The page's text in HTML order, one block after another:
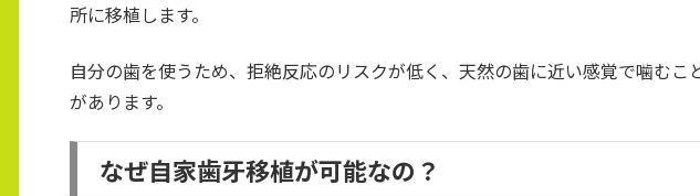
所に移植します。
自分の歯を使うため、拒絶反応のリスクが低く、天然の歯に近い感覚で噛むこ
があります。
なぜ自家歯牙移植が可能なの？